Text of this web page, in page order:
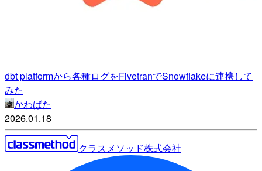
dbt platformから各種ログをFivetranでSnowflakeに連携して
みた
かわばた
2026.01.18
クラスメソッド株式会社